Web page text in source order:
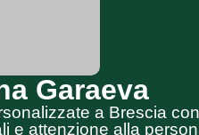
Garaeva
a Brescia con
e attenzione alla